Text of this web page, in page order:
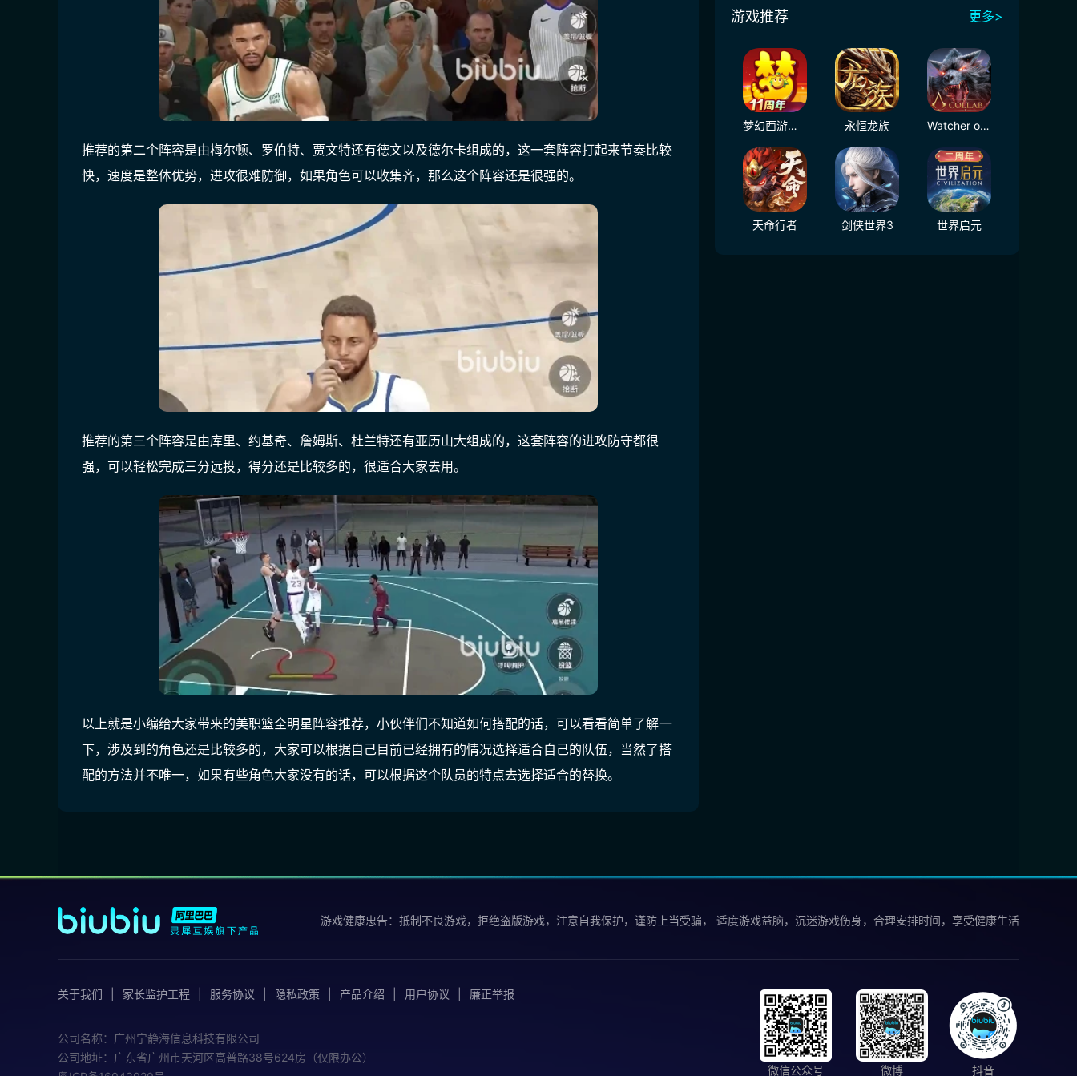
推荐的第二个阵容是由梅尔顿、罗伯特、贾文特还有德文以及德尔卡组成的，这一套阵容打起来节奏比较
快，速度是整体优势，进攻很难防御，如果角色可以收集齐，那么这个阵容还是很强的。
推荐的第三个阵容是由库里、约基奇、詹姆斯、杜兰特还有亚历山大组成的，这套阵容的进攻防守都很
强，可以轻松完成三分远投，得分还是比较多的，很适合大家去用。
以上就是小编给大家带来的美职篮全明星阵容推荐，小伙伴们不知道如何搭配的话，可以看看简单了解一
下，涉及到的角色还是比较多的，大家可以根据自己目前已经拥有的情况选择适合自己的队伍，当然了搭
配的方法并不唯一，如果有些角色大家没有的话，可以根据这个队员的特点去选择适合的替换。
游戏推荐 更多>
梦幻西游（大陆服） 永恒龙族 Watcher of Realms - US
天命行者 剑侠世界3 世界启元
游戏健康忠告：抵制不良游戏，拒绝盗版游戏，注意自我保护，谨防上当受骗， 适度游戏益脑，沉迷游戏伤身，合理安排时间，享受健康生活
关于我们 家长监护工程 服务协议 隐私政策 产品介绍 用户协议 廉正举报
微信公众号 微博 抖音
公司名称：广州宁静海信息科技有限公司
公司地址：广东省广州市天河区高普路38号624房（仅限办公）